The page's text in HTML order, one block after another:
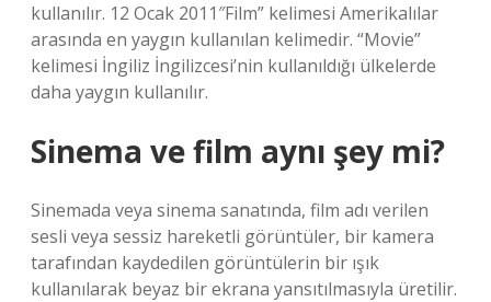
kullanılır. 12 Ocak 2011″Film” kelimesi Amerikalılar
arasında en yaygın kullanılan kelimedir. “Movie”
kelimesi İngiliz İngilizcesi’nin kullanıldığı ülkelerde
daha yaygın kullanılır.
Sinema ve film aynı şey mi?
Sinemada veya sinema sanatında, film adı verilen
sesli veya sessiz hareketli görüntüler, bir kamera
tarafından kaydedilen görüntülerin bir ışık
kullanılarak beyaz bir ekrana yansıtılmasıyla üretilir.